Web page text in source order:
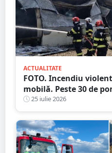
ACTUALITATE
FOTO. Incendiu
mobilă. Peste 30 de
flăcările, județul vecin
25 iulie 2026